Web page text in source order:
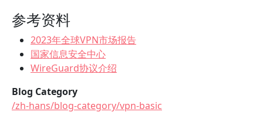
参考资料
2023年全球VPN市场报告
国家信息安全中心
WireGuard协议介绍
Blog Category
/zh-hans/blog-category/vpn-basic